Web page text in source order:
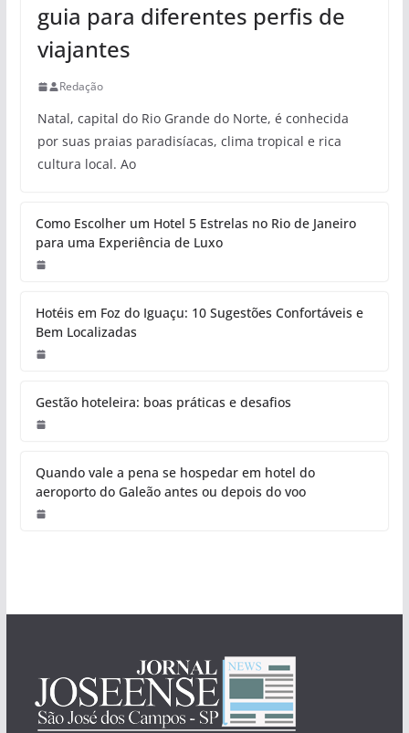
guia para diferentes perfis de
viajantes
Redação
Natal, capital do Rio Grande do Norte, é conhecida
por suas praias paradisíacas, clima tropical e rica
cultura local. Ao
Como Escolher um Hotel 5 Estrelas no Rio de Janeiro
para uma Experiência de Luxo
Hotéis em Foz do Iguaçu: 10 Sugestões Confortáveis e
Bem Localizadas
Gestão hoteleira: boas práticas e desafios
Quando vale a pena se hospedar em hotel do
aeroporto do Galeão antes ou depois do voo